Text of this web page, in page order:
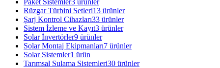
Rüzgar Türbini Setleri13 ürünler
Şarj Kontrol Cihazları33 ürünler
Sistem İzleme ve Kayıt3 ürünler
Solar İnvertörler9 ürünler
Solar Montaj Ekipmanları7 ürünler
Solar Sistemler1 ürün
Tarımsal Sulama Sistemleri30 ürünler